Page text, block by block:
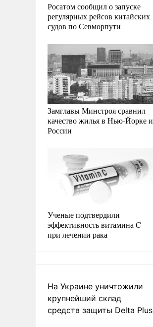
Росатом сообщил о запуске
регулярных рейсов китайских
судов по Севморпути
Замглавы Минстроя сравнил
качество жилья в Нью-Йорке и
России
Ученые подтвердили
эффективность витамина C
при лечении рака
На Украине уничтожили
крупнейший склад
средств защиты Delta Plus